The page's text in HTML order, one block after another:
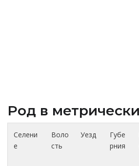
Род в
Селени
е
Воло
сть
Уезд
Губе
рния